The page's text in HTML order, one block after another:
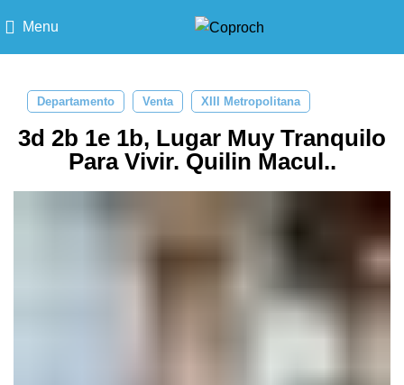
Menu
Departamento Venta XIII Metropolitana
3d 2b 1e 1b, Lugar Muy Tranquilo
Para Vivir. Quilin Macul..